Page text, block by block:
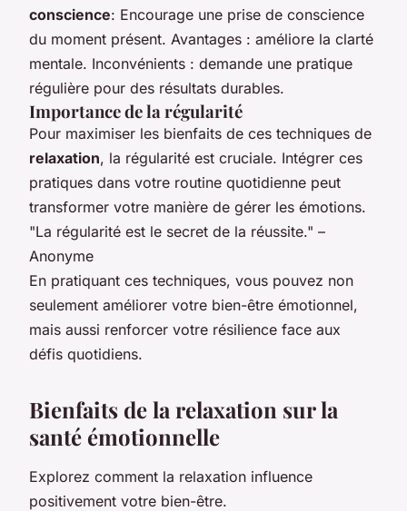
conscience: Encourage une prise de conscience
du moment présent. Avantages : améliore la clarté
mentale. Inconvénients : demande une pratique
régulière pour des résultats durables.
Importance de la régularité
Pour maximiser les bienfaits de ces techniques de
relaxation, la régularité est cruciale. Intégrer ces
pratiques dans votre routine quotidienne peut
transformer votre manière de gérer les émotions.
"La régularité est le secret de la réussite." –
Anonyme
En pratiquant ces techniques, vous pouvez non
seulement améliorer votre bien-être émotionnel,
mais aussi renforcer votre résilience face aux
défis quotidiens.
Bienfaits de la relaxation sur la
santé émotionnelle
Explorez comment la relaxation influence
positivement votre bien-être.